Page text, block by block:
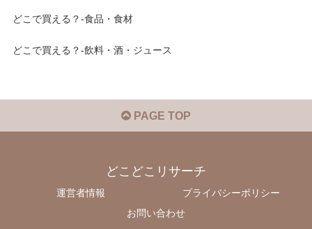
どこで買える？-食品・食材
どこで買える？-飲料・酒・ジュース
PAGE TOP
どこどこリサーチ
運営者情報
プライバシーポリシー
お問い合わせ